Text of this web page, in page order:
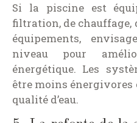
Si la piscine est
filtration, de chauffage,
équipements,
niveau pour
énergétique. Les
être moins
qualité d’eau.